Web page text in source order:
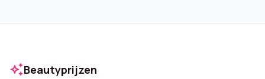
auto_awesomeBeautyprijzen